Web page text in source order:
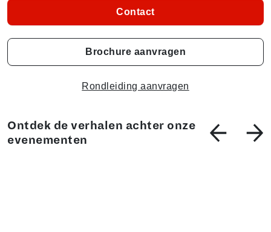
Contact
Brochure aanvragen
Rondleiding aanvragen
Ontdek de verhalen achter onze
evenementen